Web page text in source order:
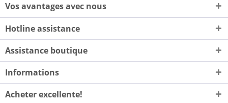
Vos avantages avec nous
Hotline assistance
Assistance boutique
Informations
Acheter excellente!